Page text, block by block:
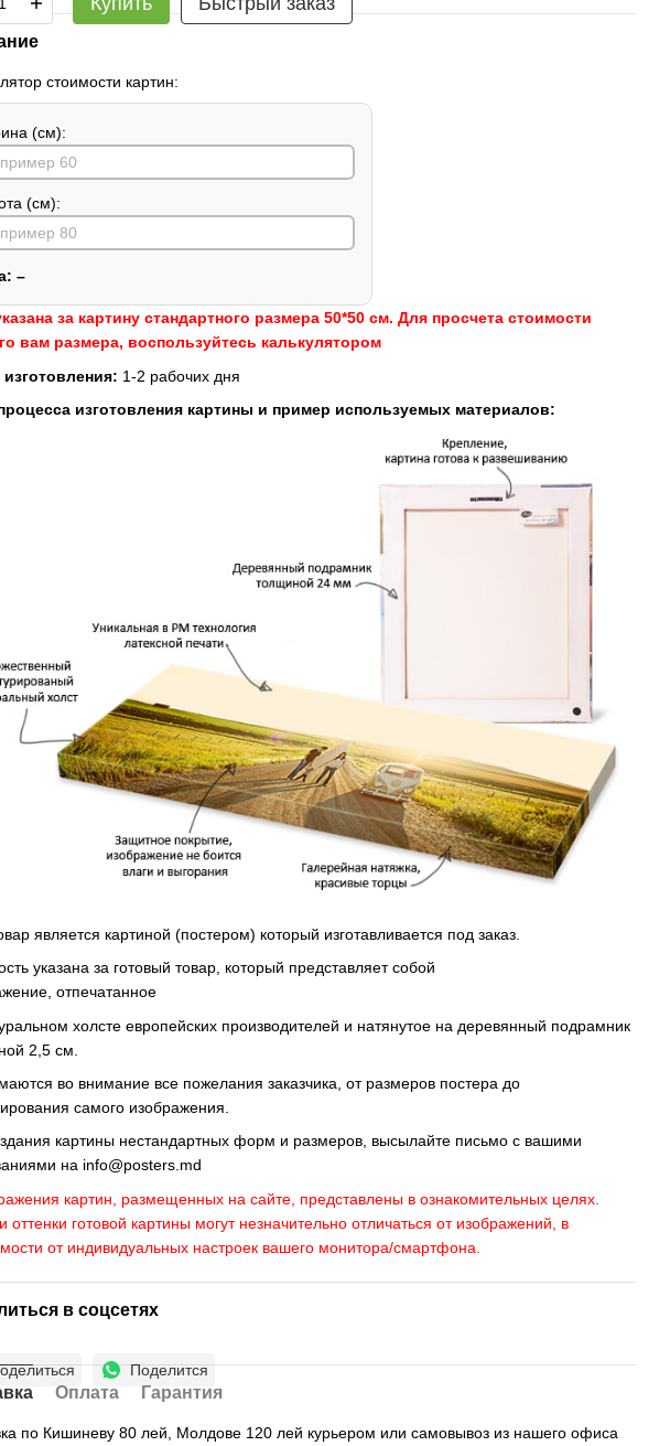
стоимости картин:
(см):
(см):
–
за картину стандартного размера 50*50 см. Для просчета стоимости
вам размера, воспользуйтесь калькулятором
1-2 рабочих дня
изготовления картины и пример используемых материалов:
является картиной (постером) который изготавливается под заказ.
указана за готовый товар, который представляет собой
отпечатанное
холсте европейских производителей и натянутое на деревянный подрамник
2,5 см.
во внимание все пожелания заказчика, от размеров постера до
самого изображения.
картины нестандартных форм и размеров, высылайте письмо c вашими
на info@posters.md
картин, размещенных на сайте, представлены в ознакомительных целях.
оттенки готовой картины могут незначительно отличаться от изображений, в
от индивидуальных настроек вашего монитора/смартфона.
в соцсетях
Поделится
Оплата Гарантия
по Кишиневу 80 лей, Молдове 120 лей курьером или самовывоз из нашего офиса